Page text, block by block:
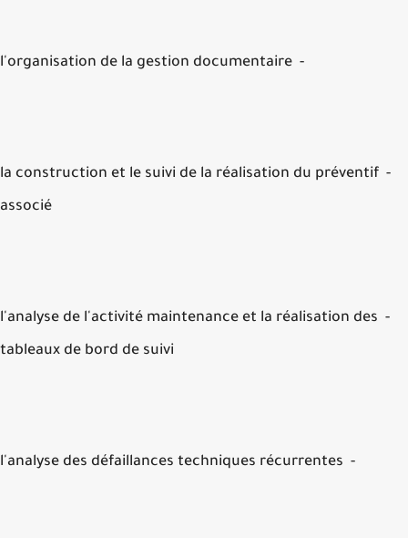
- la construction et le suivi de la réalisation du préventif
associé
- l'analyse de l'activité maintenance et la réalisation des
tableaux de bord de suivi